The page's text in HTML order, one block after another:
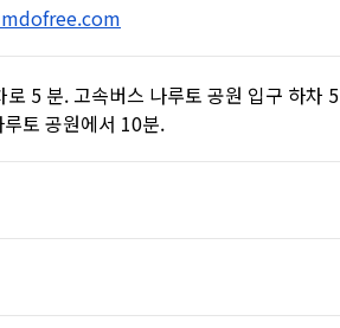
5 분. 고속버스 나루토 공원 입구 하차 5
루토 공원에서 10분.